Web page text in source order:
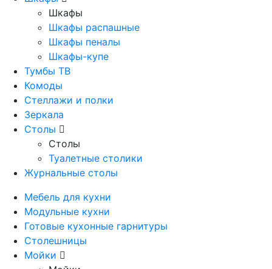
Шкафы
Шкафы распашные
Шкафы пеналы
Шкафы-купе
Тумбы ТВ
Комоды
Стеллажи и полки
Зеркала
Столы
Столы
Туалетные столики
Журнальные столы
Мебель для кухни
Модульные кухни
Готовые кухонные гарнитуры
Столешницы
Мойки